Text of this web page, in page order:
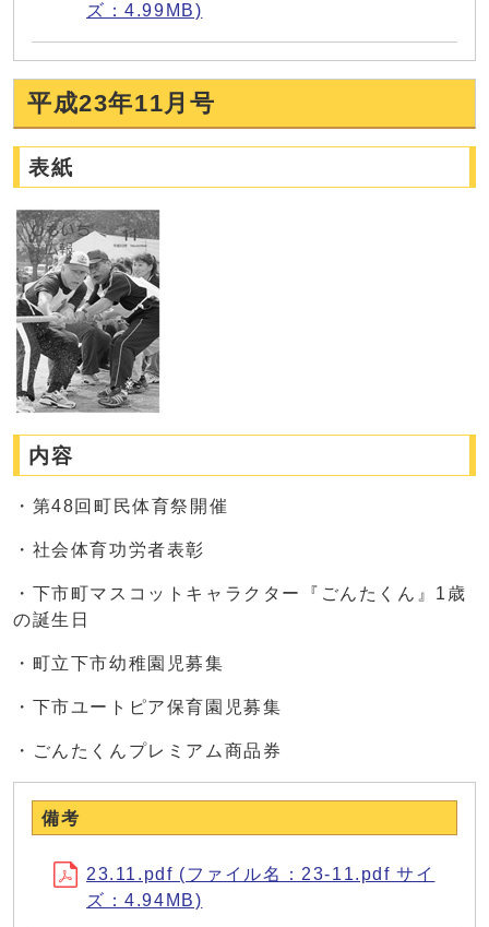
ズ：4.99MB)
平成23年11月号
表紙
内容
・第48回町民体育祭開催
・社会体育功労者表彰
・下市町マスコットキャラクター『ごんたくん』1歳
の誕生日
・町立下市幼稚園児募集
・下市ユートピア保育園児募集
・ごんたくんプレミアム商品券
備考
23.11.pdf (ファイル名：23-11.pdf サイ
ズ：4.94MB)